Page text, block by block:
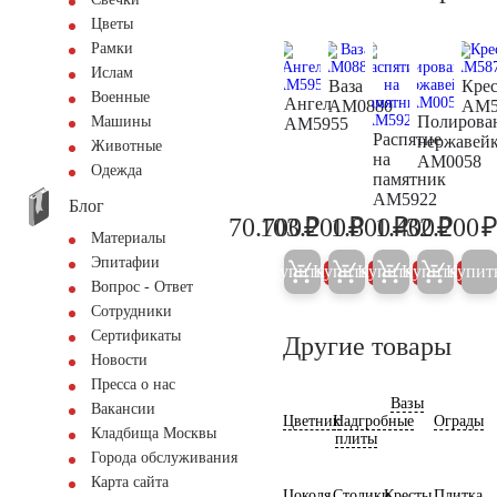
Цветы
Рамки
Ислам
Военные
Машины
Животные
Одежда
Блог
Материалы
Эпитафии
Вопрос - Ответ
Сотрудники
Сертификаты
Новости
Пресса о нас
Вакансии
Кладбища Москвы
Города обслуживания
Карта сайта
Ангел
AM5955
74.400
70.700₽
Купить 5%
Ваза
AM0880
108.600
103.200₽
Купить 5%
Распятие
на
памятник
AM5922
1.900
1.800₽
Купить 5%
AM0058
1.500
1.400₽
Купить 5%
32.200₽
Другие товары
ЦветникНадгробные
плиты
Вазы
Ограды